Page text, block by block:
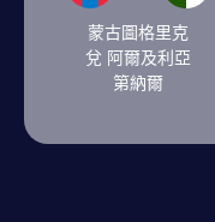
蒙古圖格里克
兌 阿爾及利亞
第納爾